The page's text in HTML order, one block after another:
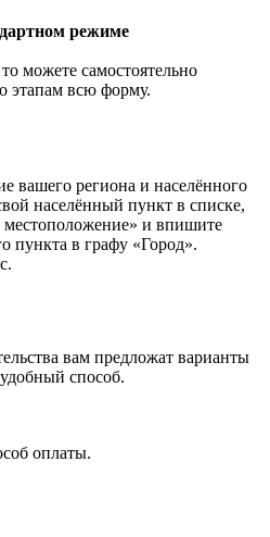
режиме
можете самостоятельно
этапам всю форму.
вашего региона и населённого
населённый пункт в списке,
местоположение» и впишите
пункта в графу «Город».
вам предложат варианты
способ.
оплаты.